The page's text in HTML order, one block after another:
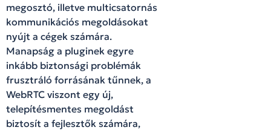
megosztó, illetve multicsatornás
kommunikációs megoldásokat
nyújt a cégek számára.
Manapság a pluginek egyre
inkább biztonsági problémák
frusztráló forrásának tűnnek, a
WebRTC viszont egy új,
telepítésmentes megoldást
biztosít a fejlesztők számára,